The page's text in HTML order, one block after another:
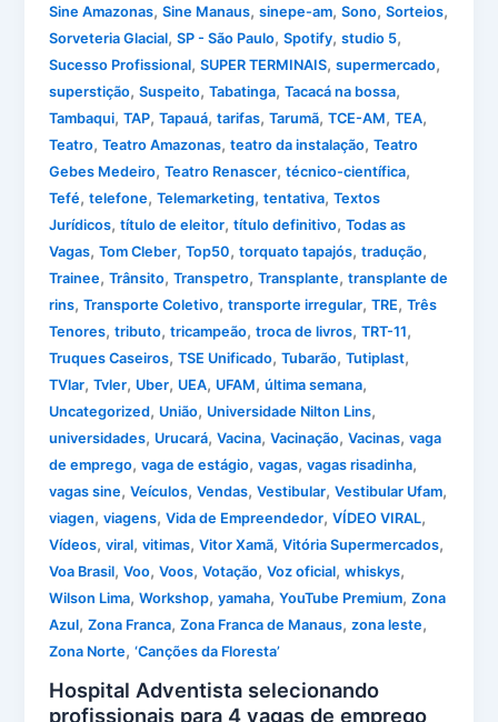
Sine Amazonas,Sine Manaus,sinepe-am,Sono,Sorteios,
Sorveteria Glacial,SP - São Paulo,Spotify,studio 5,
Sucesso Profissional,SUPER TERMINAIS,supermercado,
superstição,Suspeito,Tabatinga,Tacacá na bossa,
Tambaqui,TAP,Tapauá,tarifas,Tarumã,TCE-AM,TEA,
Teatro,Teatro Amazonas,teatro da instalação,Teatro
Gebes Medeiro,Teatro Renascer,técnico-científica,
Tefé,telefone,Telemarketing,tentativa,Textos
Jurídicos,título de eleitor,título definitivo,Todas as
Vagas,Tom Cleber,Top50,torquato tapajós,tradução,
Trainee,Trânsito,Transpetro,Transplante,transplante de
rins,Transporte Coletivo,transporte irregular,TRE,Três
Tenores,tributo,tricampeão,troca de livros,TRT-11,
Truques Caseiros,TSE Unificado,Tubarão,Tutiplast,
TVlar,Tvler, Uber, UEA, UFAM,última semana,
Uncategorized, União, Universidade Nilton Lins,
universidades, Urucará,Vacina,Vacinação,Vacinas,vaga
de emprego,vaga de estágio,vagas,vagas risadinha,
vagas sine,Veículos,Vendas,Vestibular,Vestibular Ufam,
viagen,viagens,Vida de Empreendedor,VÍDEO VIRAL,
Vídeos,viral,vitimas,Vitor Xamã,Vitória Supermercados,
Voa Brasil,Voo,Voos,Votação,Voz oficial,whiskys,
Wilson Lima,Workshop,yamaha,YouTube Premium,Zona
Azul,Zona Franca,Zona Franca de Manaus,zona leste,
Zona Norte,‘Canções da Floresta’
Hospital Adventista selecionando
profissionais para 4 vagas de emprego